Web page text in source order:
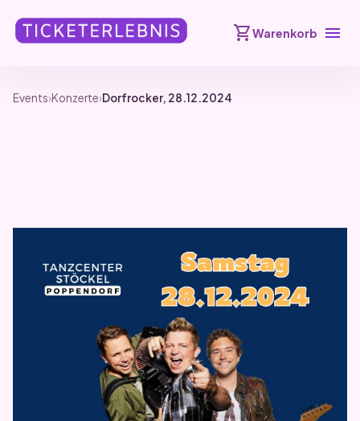
shopping_cartWarenkorb menu
Events›Konzerte›Dorfrocker, 28.12.2024